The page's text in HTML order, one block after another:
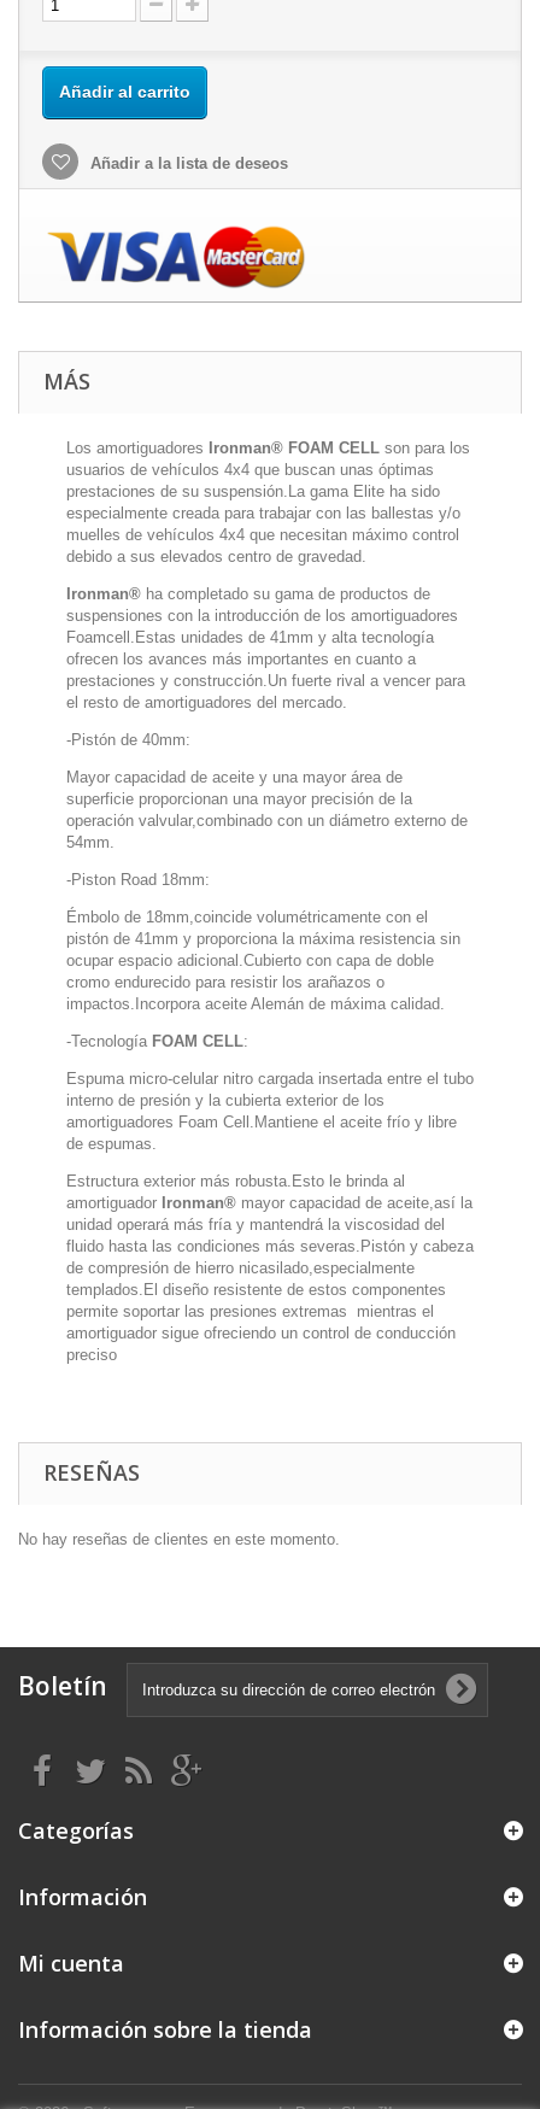
Añadir al carrito
Añadir a la lista de deseos
MÁS
Los amortiguadores Ironman® FOAM CELL son para los
usuarios de vehículos 4x4 que buscan unas óptimas
prestaciones de su suspensión.La gama Elite ha sido
especialmente creada para trabajar con las ballestas y/o
muelles de vehículos 4x4 que necesitan máximo control
debido a sus elevados centro de gravedad.
Ironman® ha completado su gama de productos de
suspensiones con la introducción de los amortiguadores
Foamcell.Estas unidades de 41mm y alta tecnología
ofrecen los avances más importantes en cuanto a
prestaciones y construcción.Un fuerte rival a vencer para
el resto de amortiguadores del mercado.
-Pistón de 40mm:
Mayor capacidad de aceite y una mayor área de
superficie proporcionan una mayor precisión de la
operación valvular,combinado con un diámetro externo de
54mm.
-Piston Road 18mm:
Émbolo de 18mm,coincide volumétricamente con el
pistón de 41mm y proporciona la máxima resistencia sin
ocupar espacio adicional.Cubierto con capa de doble
cromo endurecido para resistir los arañazos o
impactos.Incorpora aceite Alemán de máxima calidad.
-Tecnología FOAM CELL:
Espuma micro-celular nitro cargada insertada entre el tubo
interno de presión y la cubierta exterior de los
amortiguadores Foam Cell.Mantiene el aceite frío y libre
de espumas.
Estructura exterior más robusta.Esto le brinda al
amortiguador Ironman® mayor capacidad de aceite,así la
unidad operará más fría y mantendrá la viscosidad del
fluido hasta las condiciones más severas.Pistón y cabeza
de compresión de hierro nicasilado,especialmente
templados.El diseño resistente de estos componentes
permite soportar las presiones extremas mientras el
amortiguador sigue ofreciendo un control de conducción
preciso
RESEÑAS
No hay reseñas de clientes en este momento.
Boletín
Categorías
Información
Mi cuenta
Información sobre la tienda